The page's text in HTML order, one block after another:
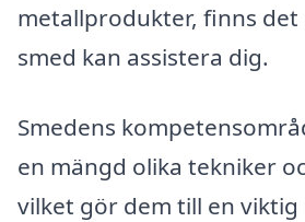
metallprodukter, finns det
smed kan assistera dig.
Smedens
en mängd olika tekniker
vilket gör dem till en